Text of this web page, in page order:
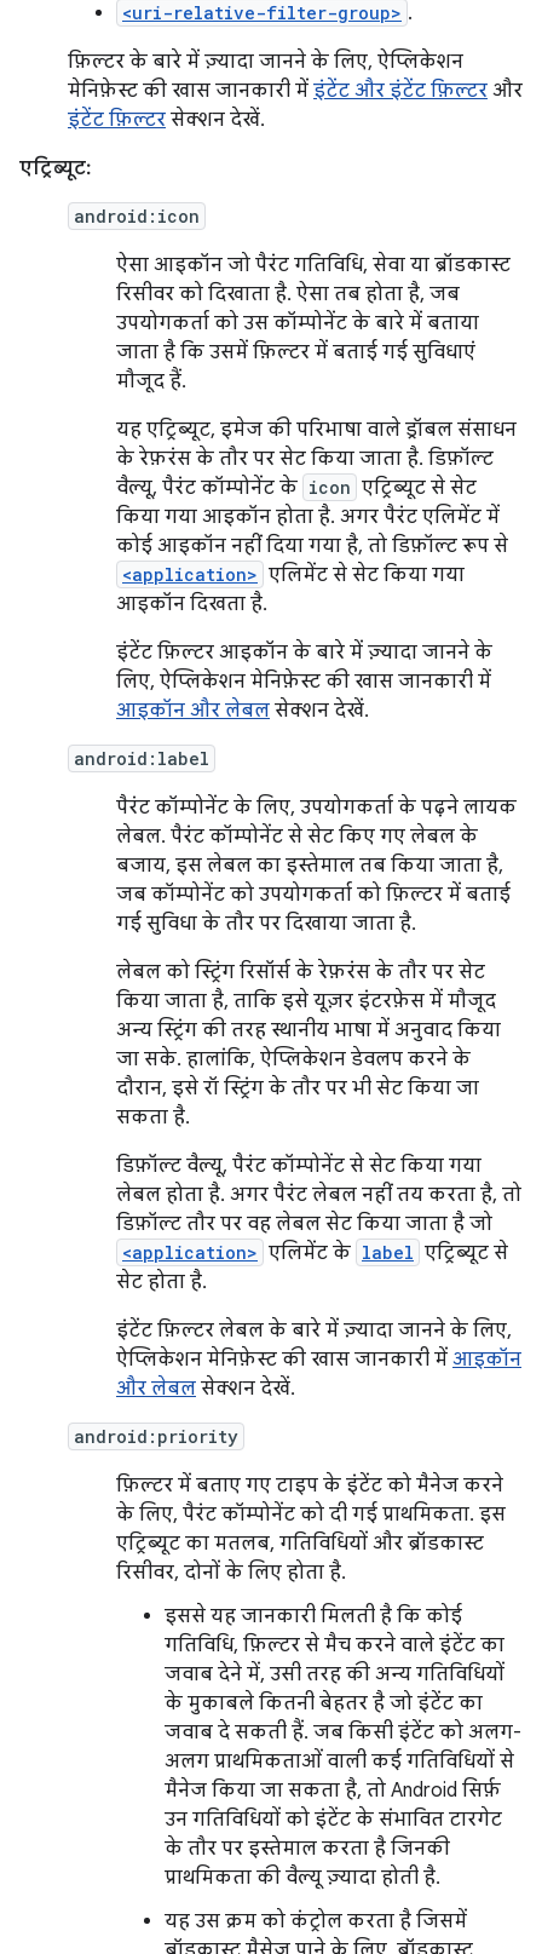
<uri-relative-filter-group> .
फ़िल्टर के बारे में ज़्यादा जानने के लिए, ऐप्लिकेशन
मेनिफ़ेस्ट की खास जानकारी में इंटेंट और इंटेंट फ़िल्टर और
इंटेंट फ़िल्टर सेक्शन देखें.
एट्रिब्यूट:
android:icon
ऐसा आइकॉन जो पैरंट गतिविधि, सेवा या ब्रॉडकास्ट
रिसीवर को दिखाता है. ऐसा तब होता है, जब
उपयोगकर्ता को उस कॉम्पोनेंट के बारे में बताया
जाता है कि उसमें फ़िल्टर में बताई गई सुविधाएं
मौजूद हैं.
यह एट्रिब्यूट, इमेज की परिभाषा वाले ड्रॉबल संसाधन
के रेफ़रंस के तौर पर सेट किया जाता है. डिफ़ॉल्ट
वैल्यू, पैरंट कॉम्पोनेंट के icon एट्रिब्यूट से सेट
किया गया आइकॉन होता है. अगर पैरंट एलिमेंट में
कोई आइकॉन नहीं दिया गया है, तो डिफ़ॉल्ट रूप से
<application> एलिमेंट से सेट किया गया
आइकॉन दिखता है.
इंटेंट फ़िल्टर आइकॉन के बारे में ज़्यादा जानने के
लिए, ऐप्लिकेशन मेनिफ़ेस्ट की खास जानकारी में
आइकॉन और लेबल सेक्शन देखें.
android:label
पैरंट कॉम्पोनेंट के लिए, उपयोगकर्ता के पढ़ने लायक
लेबल. पैरंट कॉम्पोनेंट से सेट किए गए लेबल के
बजाय, इस लेबल का इस्तेमाल तब किया जाता है,
जब कॉम्पोनेंट को उपयोगकर्ता को फ़िल्टर में बताई
गई सुविधा के तौर पर दिखाया जाता है.
लेबल को स्ट्रिंग रिसॉर्स के रेफ़रंस के तौर पर सेट
किया जाता है, ताकि इसे यूज़र इंटरफ़ेस में मौजूद
अन्य स्ट्रिंग की तरह स्थानीय भाषा में अनुवाद किया
जा सके. हालांकि, ऐप्लिकेशन डेवलप करने के
दौरान, इसे रॉ स्ट्रिंग के तौर पर भी सेट किया जा
सकता है.
डिफ़ॉल्ट वैल्यू, पैरंट कॉम्पोनेंट से सेट किया गया
लेबल होता है. अगर पैरंट लेबल नहीं तय करता है, तो
डिफ़ॉल्ट तौर पर वह लेबल सेट किया जाता है जो
<application> एलिमेंट के label एट्रिब्यूट से
सेट होता है.
इंटेंट फ़िल्टर लेबल के बारे में ज़्यादा जानने के लिए,
ऐप्लिकेशन मेनिफ़ेस्ट की खास जानकारी में आइकॉन
और लेबल सेक्शन देखें.
android:priority
फ़िल्टर में बताए गए टाइप के इंटेंट को मैनेज करने
के लिए, पैरंट कॉम्पोनेंट को दी गई प्राथमिकता. इस
एट्रिब्यूट का मतलब, गतिविधियों और ब्रॉडकास्ट
रिसीवर, दोनों के लिए होता है.
इससे यह जानकारी मिलती है कि कोई
गतिविधि, फ़िल्टर से मैच करने वाले इंटेंट का
जवाब देने में, उसी तरह की अन्य गतिविधियों
के मुकाबले कितनी बेहतर है जो इंटेंट का
जवाब दे सकती हैं. जब किसी इंटेंट को अलग-
अलग प्राथमिकताओं वाली कई गतिविधियों से
मैनेज किया जा सकता है, तो Android सिर्फ़
उन गतिविधियों को इंटेंट के संभावित टारगेट
के तौर पर इस्तेमाल करता है जिनकी
प्राथमिकता की वैल्यू ज़्यादा होती है.
यह उस क्रम को कंट्रोल करता है जिसमें